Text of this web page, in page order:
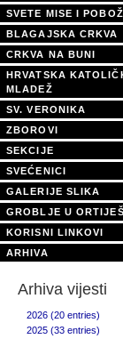
SVETE MISE I
BLAGAJSKA CRKVA
CRKVA NA BUNI
HRVATSKA
MLADEŽ
SV. VERONIKA
ZBOROVI
SEKCIJE
SVEĆENICI
GALERIJE SLIKA
GROBLJE U
KORISNI LINKOVI
ARHIVA
Arhiva vijesti
2026 (20 entries)
2025 (33 entries)